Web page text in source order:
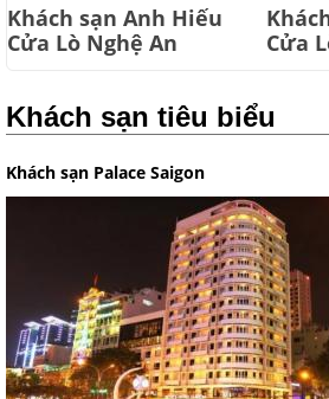
Khách sạn Anh Hiếu
Cửa Lò Nghệ An
Cửa
Khách sạn tiêu biểu
Khách sạn Palace Saigon